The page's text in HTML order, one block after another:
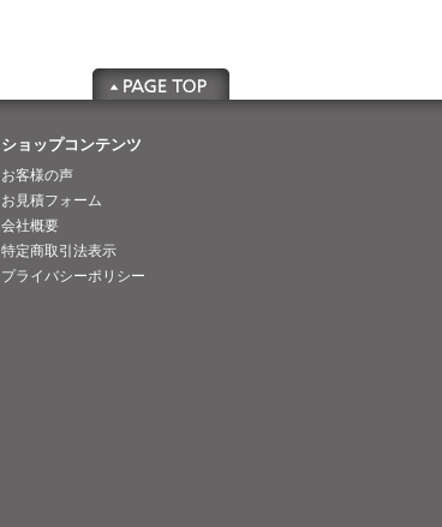
ショップコンテンツ
お客様の声
お見積フォーム
会社概要
特定商取引法表示
プライバシーポリシー